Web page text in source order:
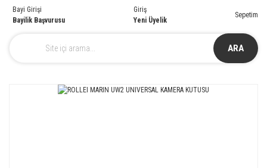
ARA
Bayi Girişi
Bayilik Başvurusu
Giriş
Yeni Üyelik
Sepetim